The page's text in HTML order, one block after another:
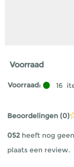
Voorraad
Voorraad: 16
Beoordelingen (0)
052 heeft nog
plaats een review.